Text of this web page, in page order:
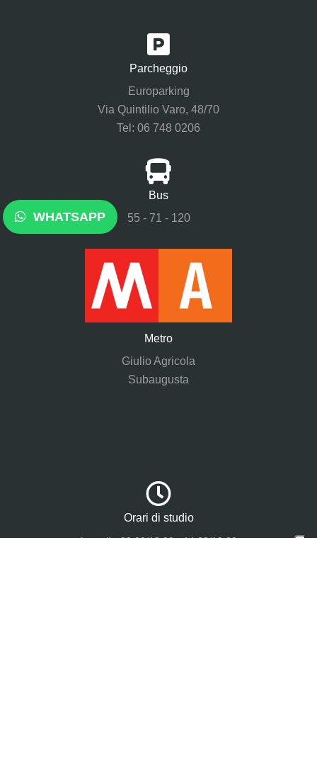
WHATSAPP
Parcheggio
Europarking
Via Quintilio Varo, 48/70
Tel: 06 748 0206
Bus
55 - 71 - 120
Metro
Giulio Agricola
Subaugusta
Orari di studio
Lunedì: 09:00/13:00 - 14:00/18:00